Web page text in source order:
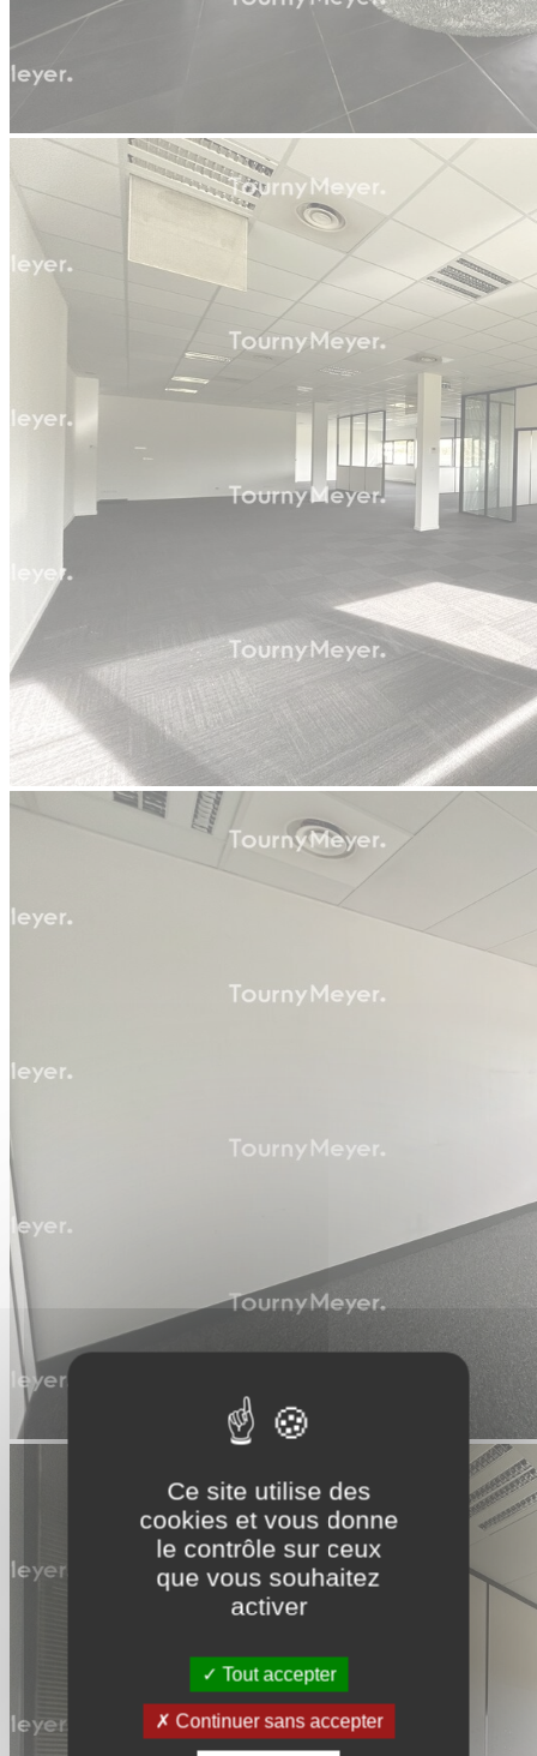
Ce site utilise des
cookies et vous donne
le contrôle sur ceux
que vous souhaitez
activer
Tout accepter
Continuer sans accepter